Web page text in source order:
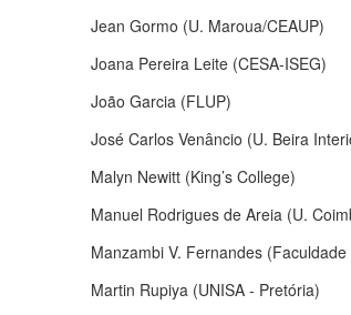
Jean Gormo (U. Maroua/CEAUP)
Joana Pereira Leite (CESA-ISEG)
João Garcia (FLUP)
José Carlos Venâncio (U. Beira
Malyn Newitt (King’s College)
Manuel Rodrigues de Areia (U.
Manzambi V. Fernandes
Martin Rupiya (UNISA - Pretória)